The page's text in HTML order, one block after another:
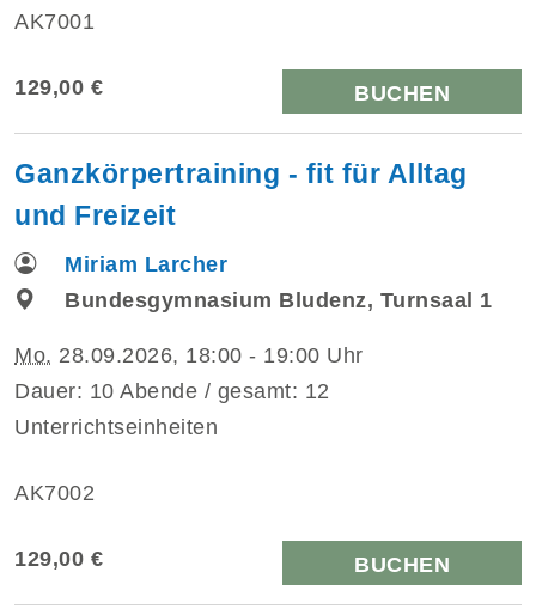
AK7001
129,00 € BUCHEN
Ganzkörpertraining - fit für Alltag
und Freizeit
Miriam Larcher
Bundesgymnasium Bludenz, Turnsaal 1
Mo. 28.09.2026, 18:00 - 19:00 Uhr
Dauer: 10 Abende / gesamt: 12
Unterrichtseinheiten
AK7002
129,00 € BUCHEN